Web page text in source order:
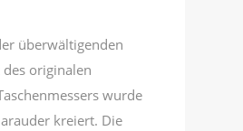
überwältigenden
originalen
wurde
kreiert. Die